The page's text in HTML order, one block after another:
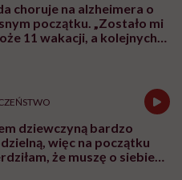
choruje na alzheimera o
początku. „Zostało mi
11 wakacji, a kolejnych
dziewczyną bardzo
więc na początku
że muszę o siebie